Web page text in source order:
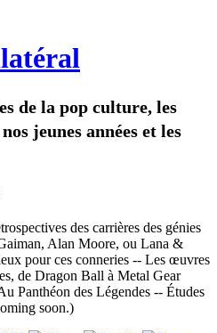
de la pop culture, les
jeunes années et les
des carrières des génies
Alan Moore, ou Lana &
pour ces conneries -- Les œuvres
de Dragon Ball à Metal Gear
Panthéon des Légendes -- Études
soon.)